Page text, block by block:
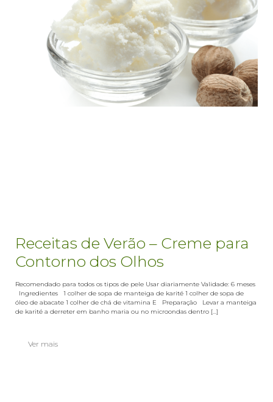
Receitas de Verão – Creme para
Contorno dos Olhos
Recomendado para todos os tipos de pele Usar diariamente Validade: 6 meses
Ingredientes 1 colher de sopa de manteiga de karité 1 colher de sopa de
óleo de abacate 1 colher de chá de vitamina E Preparação Levar a manteiga
de karité a derreter em banho maria ou no microondas dentro [...]
Ver mais